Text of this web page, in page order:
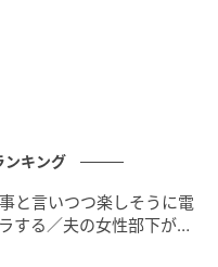
るし自分の価値観を曲
ンキング
と言いつつ楽しそうに電
する／夫の女性部下が気